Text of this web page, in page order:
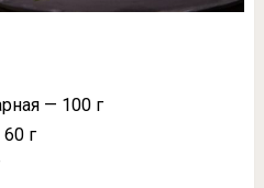
— 100 г
г